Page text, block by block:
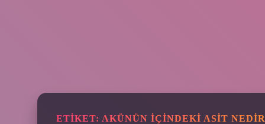
ETIKET: AKÜNÜN IÇINDEKI ASIT NEDIR